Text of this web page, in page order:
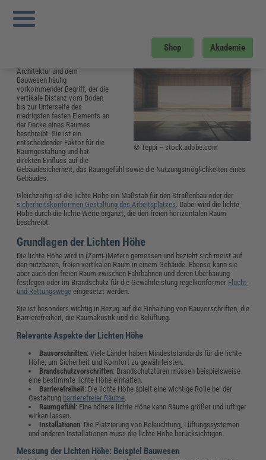
Shop Akademie
Sie sind hier:
Lichte Höhe im Bauwesen: Definition
© Teppi – stock.adobe.com
Architektur und dem
Bauwesen häufig
vorkommender Begriff, der die
vertikale Distanz vom Boden
bis zur Unterseite des
niedrigsten festen Elements an
der Decke eines Raumes
beschreibt. Sie ist ein
entscheidender Faktor für die
Raumgestaltung und hat
direkten Einfluss auf die
Gebäudesicherheit, das Raumgefühl sowie die Nutzungsmöglichkeiten eines
Gebäudes.
Gleichzeitig ist die lichte Höhe ein Maßstab für den Straßenbau oder der
sicherheitskonformen Gestaltung des Arbeitsplatzes. Dabei wird die lichte
Höhe durch die lichte Weite ergänzt, die den freien horizontalen Raum
beschreibt.
Grundlagen der Lichten Höhe
Die lichte Höhe wird in (Zenti-)Metern gemessen und bezieht sich meist auf
den nutzbaren, freien vertikalen Raum in einem Gebäude. Ebenso kann sie
aber auch den freien Raum zwischen Fahrbahnen und deren Überbauung
festlegen oder im Brandschutz für die Gewährleistung regelkonformer Flucht-
und Rettungswege eingesetzt werden.
Sie ist besonders wichtig in Bezug auf die Einhaltung von Bauvorschriften, die
Barrierefreiheit, die Raumakustik und die Belüftung.
Relevante Aspekte der Lichten Höhe
Bauvorschriften: Viele Länder haben Mindeststandards für die lichte
Höhe, um Sicherheit und Komfort zu gewährleisten.
Brandschutzvorschriften: Brandschutztüren müssen beispielsweise
eine bestimmte lichte Höhe einhalten.
Barrierefreiheit: Die lichte Höhe spielt eine wichtige Rolle bei der
Gestaltung barrierefreier Räume.
Raumgefühl : Eine höhere lichte Höhe kann Räume größer und luftiger
wirken lassen.
Installationen: Die Platzierung von Beleuchtung, Lüftungssystemen
und anderen Installationen muss die lichte Höhe berücksichtigen.
Messung der Lichten Höhe: Beispiel Bauwesen